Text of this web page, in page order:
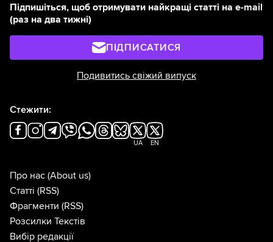
Підпишіться, щоб отримувати найкращі статті на e-mail
(раз на два тижні)
ПІДПИСАТИСЯ
Подивитись свіжий випуск
Стежити:
UA EN
Про нас (About us)
Статті (RSS)
Фрагменти (RSS)
Розсилки Текстів
Вибір редакції